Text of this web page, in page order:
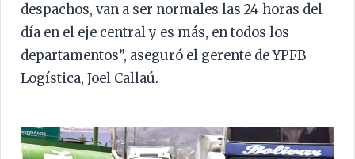
despachos, van a ser normales las 24 horas del
día en el eje central y es más, en todos los
departamentos”, aseguró el gerente de YPFB
Logística, Joel Callaú.